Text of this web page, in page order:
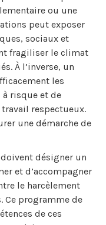
ou une
peut exposer
sociaux et
fragiliser le climat
À l’inverse, un
les
risque et de
respectueux.
une démarche de
doivent désigner un
et d’accompagner
le harcèlement
Ce programme de
de ces